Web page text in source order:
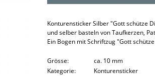
Konturensticker Silber "Gott schütze
und selber basteln von Taufkerzen,
Ein Bogen mit Schriftzug "Gott
Grösse:
ca. 10 mm
Kategorie:
Konturensticker